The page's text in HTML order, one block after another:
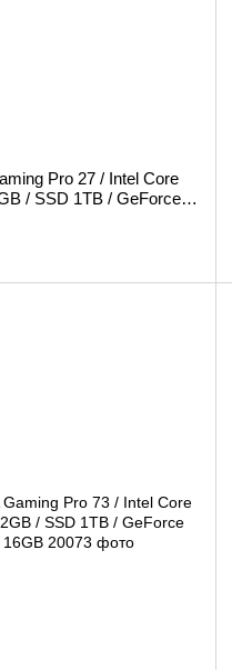
Pro 27 / Intel Core
/ SSD 1TB / GeForce